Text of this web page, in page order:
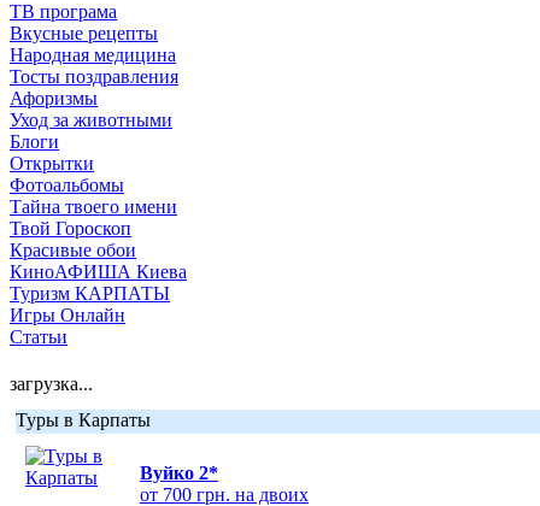
ТВ програма
Вкусные рецепты
Народная медицина
Тосты поздравления
Афоризмы
Уход за животными
Блоги
Открытки
Фотоальбомы
Тайна твоего имени
Твой Гороскоп
Красивые обои
КиноАФИША Киева
Туризм КАРПАТЫ
Игры Онлайн
Статьи
загрузка...
Туры в Карпаты
Вуйко 2*
от 700 грн. на двоих